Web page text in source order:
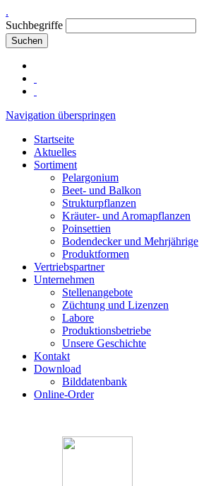
.
Suchbegriffe
Suchen
Navigation überspringen
Startseite
Aktuelles
Sortiment
Pelargonium
Beet- und Balkon
Strukturpflanzen
Kräuter- und Aromapflanzen
Poinsettien
Bodendecker und Mehrjährige
Produktformen
Vertriebspartner
Unternehmen
Stellenangebote
Züchtung und Lizenzen
Labore
Produktionsbetriebe
Unsere Geschichte
Kontakt
Download
Bilddatenbank
Online-Order